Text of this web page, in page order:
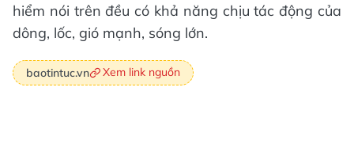
hiểm nói trên đều có khả năng chịu tác động của
dông, lốc, gió mạnh, sóng lớn.
baotintuc.vn Xem link nguồn